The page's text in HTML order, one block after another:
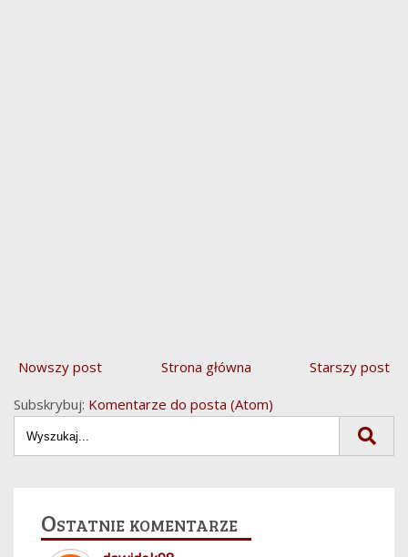
Nowszy post Starszy post
Strona główna
Subskrybuj: Komentarze do posta (Atom)
Ostatnie komentarze